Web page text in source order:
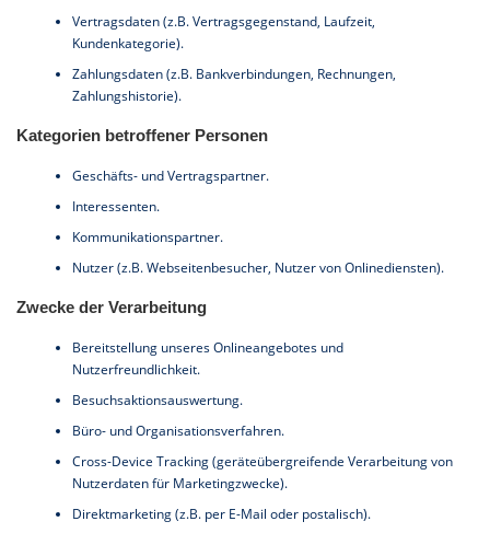
Vertragsdaten (z.B. Vertragsgegenstand, Laufzeit,
Kundenkategorie).
Zahlungsdaten (z.B. Bankverbindungen, Rechnungen,
Zahlungshistorie).
Kategorien betroffener Personen
Geschäfts- und Vertragspartner.
Interessenten.
Kommunikationspartner.
Nutzer (z.B. Webseitenbesucher, Nutzer von Onlinediensten).
Zwecke der Verarbeitung
Bereitstellung unseres Onlineangebotes und
Nutzerfreundlichkeit.
Besuchsaktionsauswertung.
Büro- und Organisationsverfahren.
Cross-Device Tracking (geräteübergreifende Verarbeitung von
Nutzerdaten für Marketingzwecke).
Direktmarketing (z.B. per E-Mail oder postalisch).